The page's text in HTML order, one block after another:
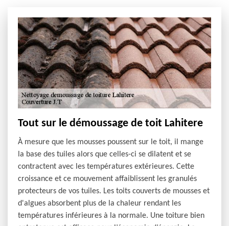
Tout sur le démoussage de toit Lahitere
À mesure que les mousses poussent sur le toit, il mange
la base des tuiles alors que celles-ci se dilatent et se
contractent avec les températures extérieures. Cette
croissance et ce mouvement affaiblissent les granulés
protecteurs de vos tuiles. Les toits couverts de mousses et
d'algues absorbent plus de la chaleur rendant les
températures inférieures à la normale. Une toiture bien